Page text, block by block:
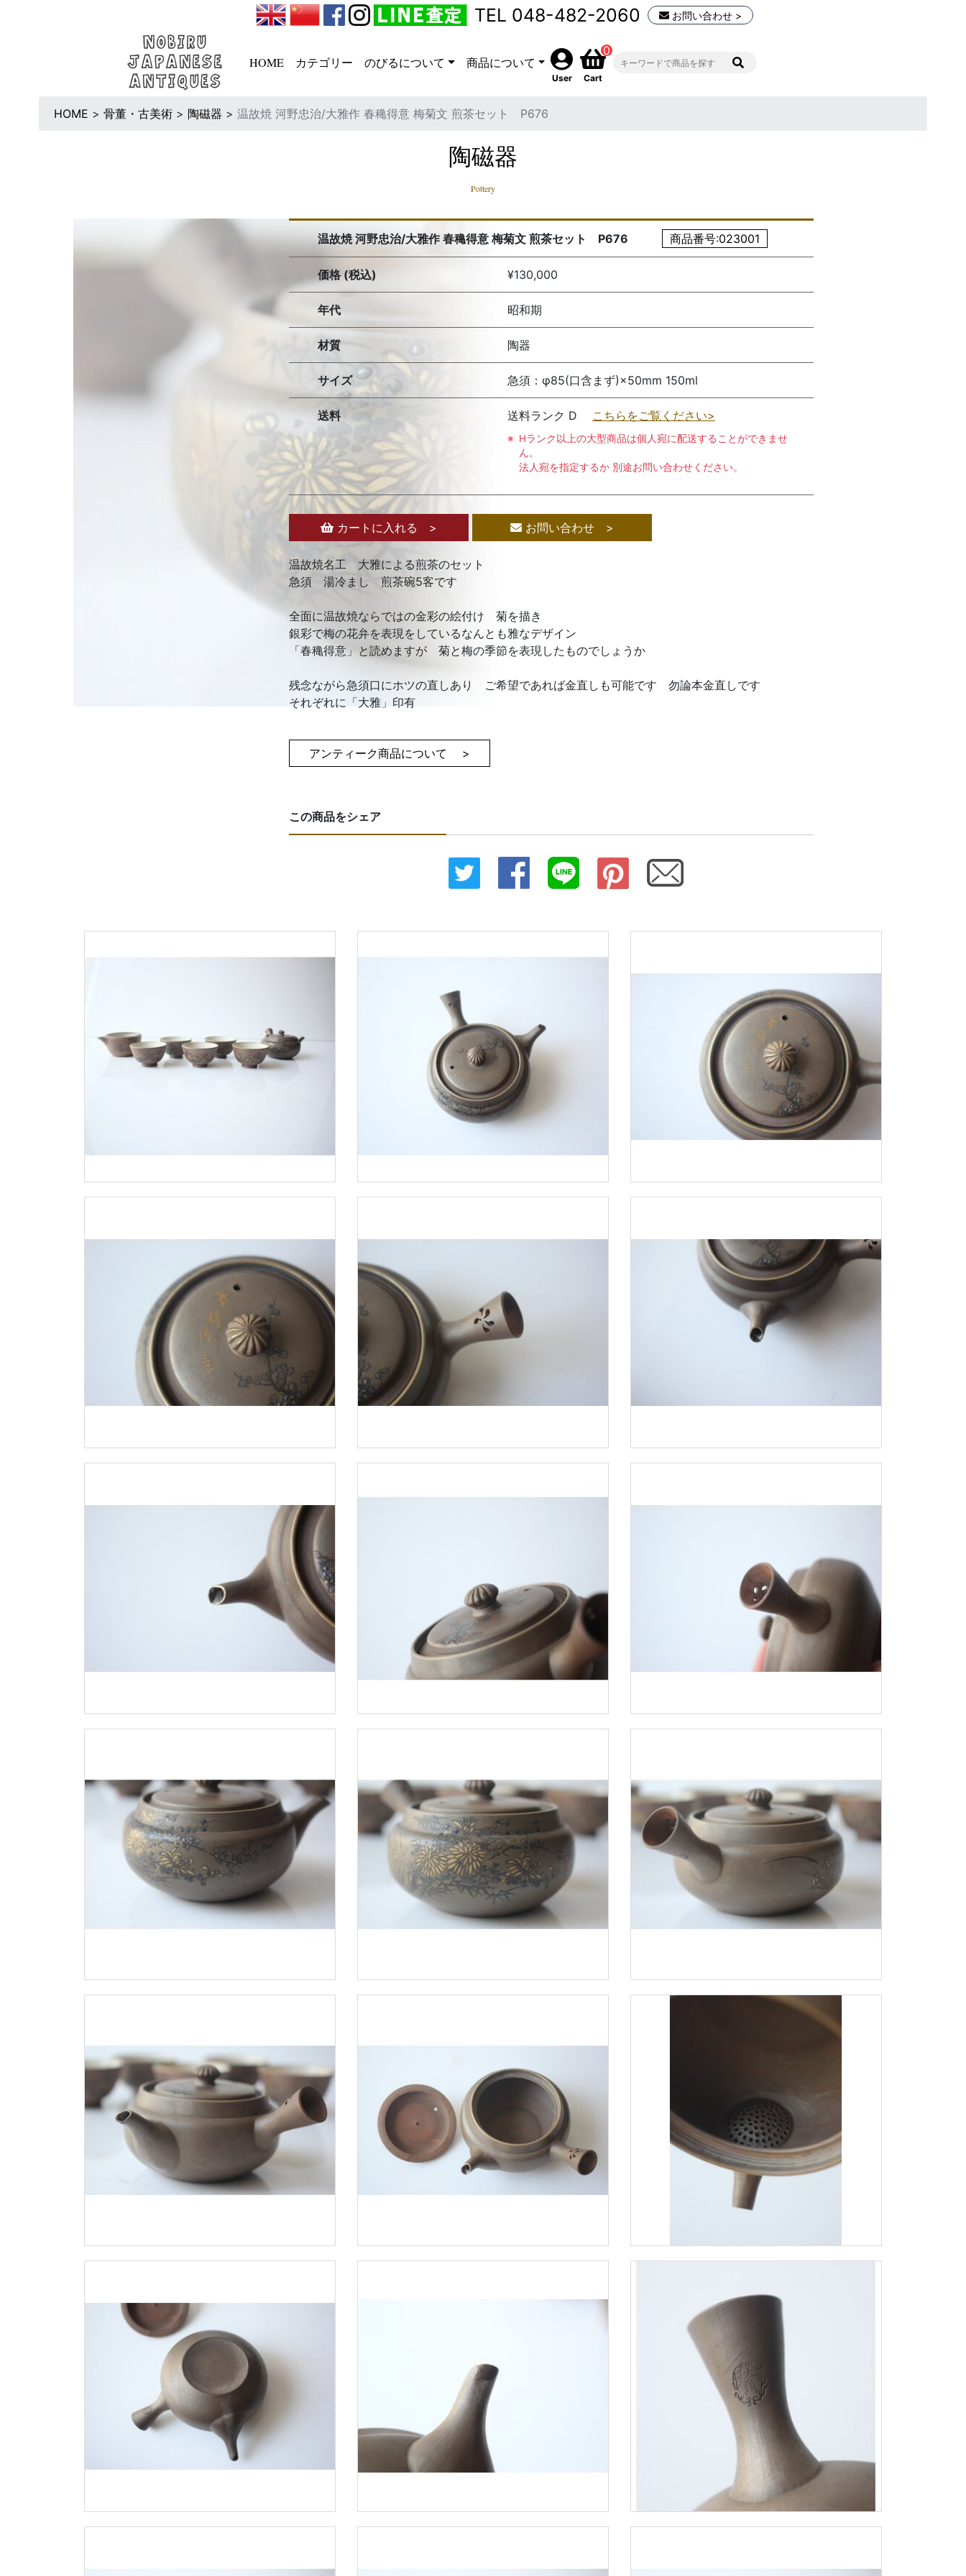
TEL 048-482-2060 お問い合わせ >
HOME カテゴリー のびるについて 商品について
User
0
Cart
HOME > 骨董・古美術 > 陶磁器 > 温故焼 河野忠治/大雅作 春穐得意 梅菊文 煎茶セット P676
陶磁器
Pottery
温故焼 河野忠治/大雅作 春穐得意 梅菊文 煎茶セット P676 商品番号:023001
価格 (税込) ¥130,000
年代 昭和期
材質 陶器
サイズ 急須：φ85(口含まず)×50mm 150ml
送料 送料ランク D こちらをご覧ください>
Hランク以上の大型商品は個人宛に配送することができませ
ん。
法人宛を指定するか 別途お問い合わせください。
カートに入れる > お問い合わせ >
温故焼名工 大雅による煎茶のセット
急須 湯冷まし 煎茶碗5客です
全面に温故焼ならではの金彩の絵付け 菊を描き
銀彩で梅の花弁を表現をしているなんとも雅なデザイン
「春穐得意」と読めますが 菊と梅の季節を表現したものでしょうか
残念ながら急須口にホツの直しあり ご希望であれば金直しも可能です 勿論本金直しです
それぞれに「大雅」印有
アンティーク商品について >
この商品をシェア